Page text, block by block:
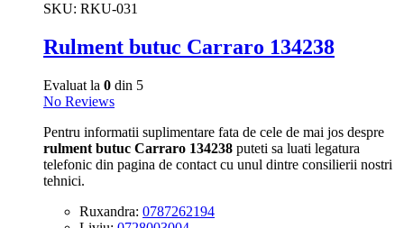
SKU: RKU-031
Rulment butuc Carraro 134238
Evaluat la 0 din 5
No Reviews
Pentru informatii suplimentare fata de cele de mai jos despre
rulment butuc Carraro 134238 puteti sa luati legatura
telefonic din pagina de contact cu unul dintre consilierii nostri
tehnici.
Ruxandra: 0787262194